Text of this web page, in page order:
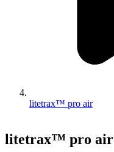
litetrax™ pro air
litetrax™ pro air